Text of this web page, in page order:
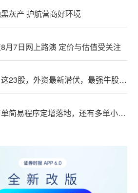
灰产 护航营商好环境
月7日网上路演 定价与估值受关注
新建仓！这23股，外资最新潜伏，最强牛股在列
北交所首单简易程序定增落地，还有多单小额快速融资推进中